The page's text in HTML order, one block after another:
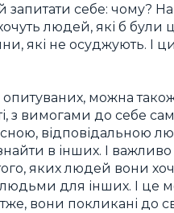
запитати себе: чому?
людей, які б були
які не осуджують. І
можна
з вимогами до себе
відповідальною
в інших. І
яких людей вони
для інших. І це
вони покликані до